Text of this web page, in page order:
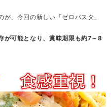
、今回の新しい「ゼロパスタ」
が可能となり、賞味期限も約7～8